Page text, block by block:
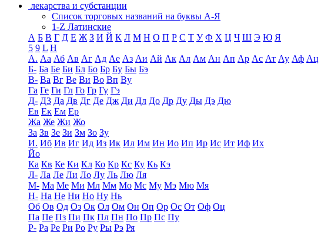
лекарства и субстанции
Список торговых названий на буквы А-Я
1-Z Латинские
А Б В Г Д Е Ж З И Й К Л М Н О П Р С Т У Ф Х Ц Ч Ш Э Ю Я
5 9 L H
А. Аа Аб Ав Аг Ад Ае Аз Аи Ай Ак Ал Ам Ан Ап Ар Ас Ат Ау Аф Ац
Б- Ба Бе Би Бл Бо Бр Бу Бы Бэ
В- Ва Вг Ве Ви Во Вп Ву
Га Ге Ги Гл Го Гр Гу Гэ
Д- Д3 Да Дв Дг Де Дж Ди Дл До Др Ду Ды Дэ Дю
Ев Ек Ем Ер
Жа Же Жи Жо
За Зв Зе Зи Зм Зо Зу
И. Иб Ив Иг Ид Из Ик Ил Им Ин Ио Ип Ир Ис Ит Иф Их
Йо
Ка Кв Ке Ки Кл Ко Кр Кс Ку Кь Кэ
Л- Ла Ле Ли Ло Лу Ль Лю Ля
М- Ма Ме Ми Мл Мм Мо Мс Му Мэ Мю Мя
Н- На Не Ни Но Ну Нь
Об Ов Од Оз Ок Ол Ом Он Оп Ор Ос От Оф Оц
Па Пе Пз Пи Пк Пл Пн По Пр Пс Пу
Р- Ра Ре Ри Ро Ру Ры Рэ Ря